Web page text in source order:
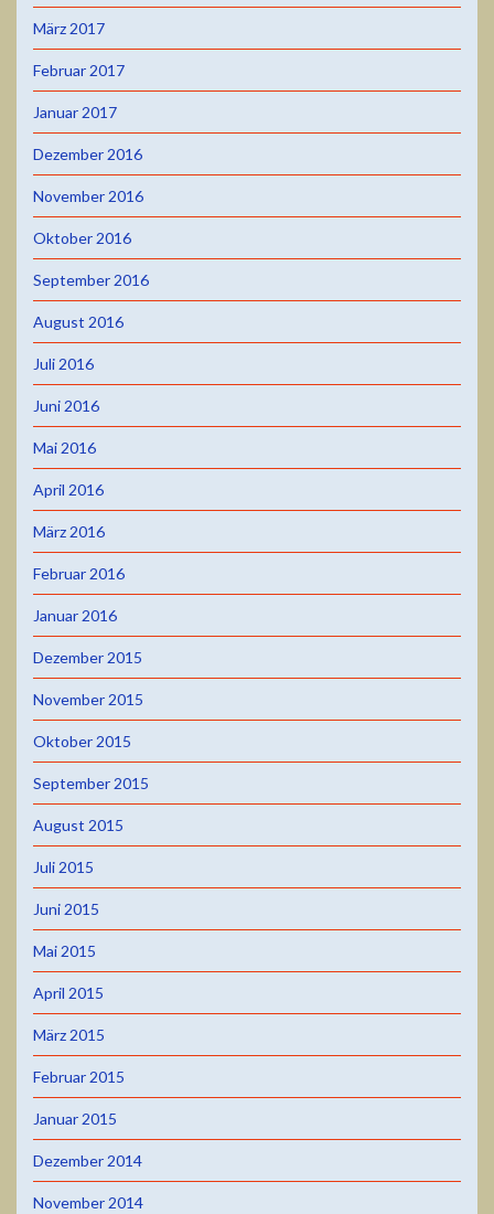
März 2017
Februar 2017
Januar 2017
Dezember 2016
November 2016
Oktober 2016
September 2016
August 2016
Juli 2016
Juni 2016
Mai 2016
April 2016
März 2016
Februar 2016
Januar 2016
Dezember 2015
November 2015
Oktober 2015
September 2015
August 2015
Juli 2015
Juni 2015
Mai 2015
April 2015
März 2015
Februar 2015
Januar 2015
Dezember 2014
November 2014